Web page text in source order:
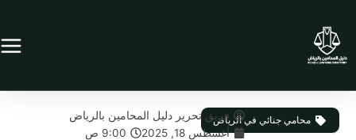
محامي جنائي في الرياضفريق تحرير دليل المحامين بالرياض
أغسطس 18, 2025
9:00 ص